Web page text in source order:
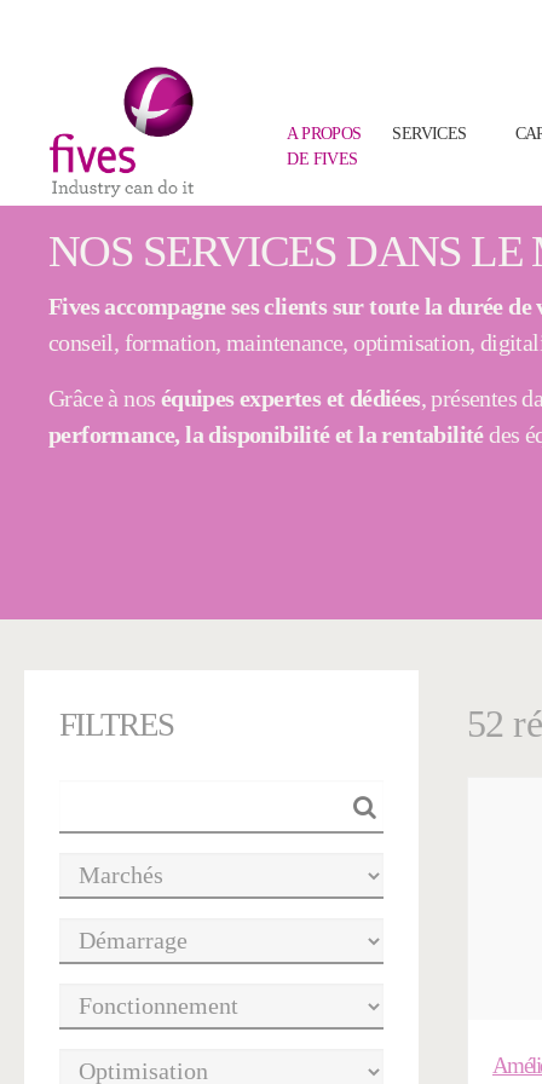
A PROPOS
DE FIVES
SERVICES
NOS SERVICES DANS
Fives accompagne ses clients sur toute la durée
conseil, formation, maintenance, optimisation,
Grâce à nos équipes expertes et dédiées, présentes
performance, la disponibilité et la rentabilitédes
FILTRES 52